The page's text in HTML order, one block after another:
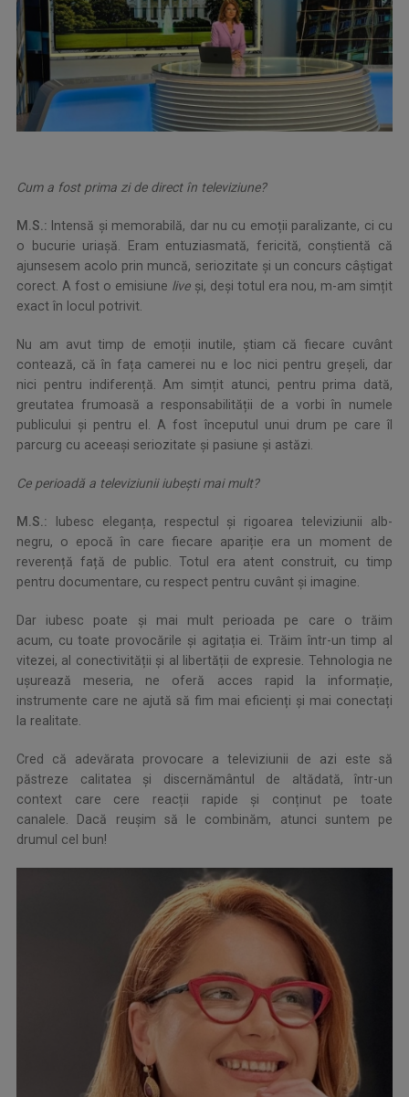
Cum a fost prima zi de direct în televiziune?
M.S.: Intensă și memorabilă, dar nu cu emoții paralizante, ci cu
o bucurie uriașă. Eram entuziasmată, fericită, conștientă că
ajunsesem acolo prin muncă, seriozitate și un concurs câștigat
corect. A fost o emisiune liveși, deși totul era nou, m-am simțit
exact în locul potrivit.
Nu am avut timp de emoții inutile, știam că fiecare cuvânt
contează, că în fața camerei nu e loc nici pentru greșeli, dar
nici pentru indiferență. Am simțit atunci, pentru prima dată,
greutatea frumoasă a responsabilității de a vorbi în numele
publicului și pentru el. A fost începutul unui drum pe care îl
parcurg cu aceeași seriozitate și pasiune și astăzi.
Ce perioadă a televiziunii iubeşti mai mult?
M.S.: Iubesc eleganța, respectul și rigoarea televiziunii alb-
negru, o epocă în care fiecare apariție era un moment de
reverență față de public. Totul era atent construit, cu timp
pentru documentare, cu respect pentru cuvânt și imagine.
Dar iubesc poate și mai mult perioada pe care o trăim
acum, cu toate provocările și agitația ei. Trăim într-un timp al
vitezei, al conectivității și al libertății de expresie. Tehnologia ne
ușurează meseria, ne oferă acces rapid la informație,
instrumente care ne ajută să fim mai eficienți și mai conectați
la realitate.
Cred că adevărata provocare a televiziunii de azi este să
păstreze calitatea și discernământul de altădată, într-un
context care cere reacții rapide și conținut pe toate
canalele. Dacă reușim să le combinăm, atunci suntem pe
drumul cel bun!